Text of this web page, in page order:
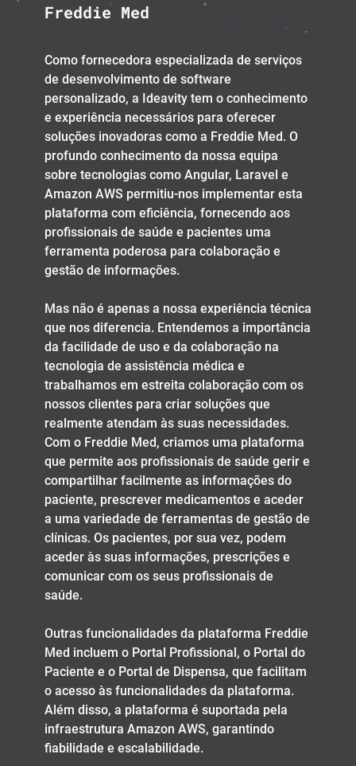
Freddie Med
Como fornecedora especializada de serviços
de desenvolvimento de software
personalizado, a Ideavity tem o conhecimento
e experiência necessários para oferecer
soluções inovadoras como a Freddie Med. O
profundo conhecimento da nossa equipa
sobre tecnologias como Angular, Laravel e
Amazon AWS permitiu-nos implementar esta
plataforma com eficiência, fornecendo aos
profissionais de saúde e pacientes uma
ferramenta poderosa para colaboração e
gestão de informações.
Mas não é apenas a nossa experiência técnica
que nos diferencia. Entendemos a importância
da facilidade de uso e da colaboração na
tecnologia de assistência médica e
trabalhamos em estreita colaboração com os
nossos clientes para criar soluções que
realmente atendam às suas necessidades.
Com o Freddie Med, criamos uma plataforma
que permite aos profissionais de saúde gerir e
compartilhar facilmente as informações do
paciente, prescrever medicamentos e aceder
a uma variedade de ferramentas de gestão de
clínicas. Os pacientes, por sua vez, podem
aceder às suas informações, prescrições e
comunicar com os seus profissionais de
saúde.
Outras funcionalidades da plataforma Freddie
Med incluem o Portal Profissional, o Portal do
Paciente e o Portal de Dispensa, que facilitam
o acesso às funcionalidades da plataforma.
Além disso, a plataforma é suportada pela
infraestrutura Amazon AWS, garantindo
fiabilidade e escalabilidade.